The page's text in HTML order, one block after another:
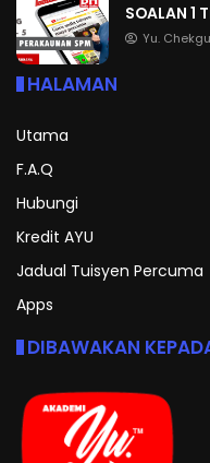
SOALAN 1
Yu.
HALAMAN
Utama
F.A.Q
Hubungi
Kredit AYU
Jadual Tuisyen Percuma
Apps
DIBAWAKAN